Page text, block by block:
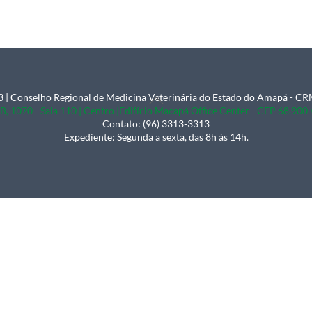
Back
To
Top
| Conselho Regional de Medicina Veterinária do Estado do Amapá -
1070 - Sala 110 | Centro |Edifício Macapá Office Center - CEP
Contato: (96) 3313-3313
Expediente: Segunda a sexta, das 8h às 14h.